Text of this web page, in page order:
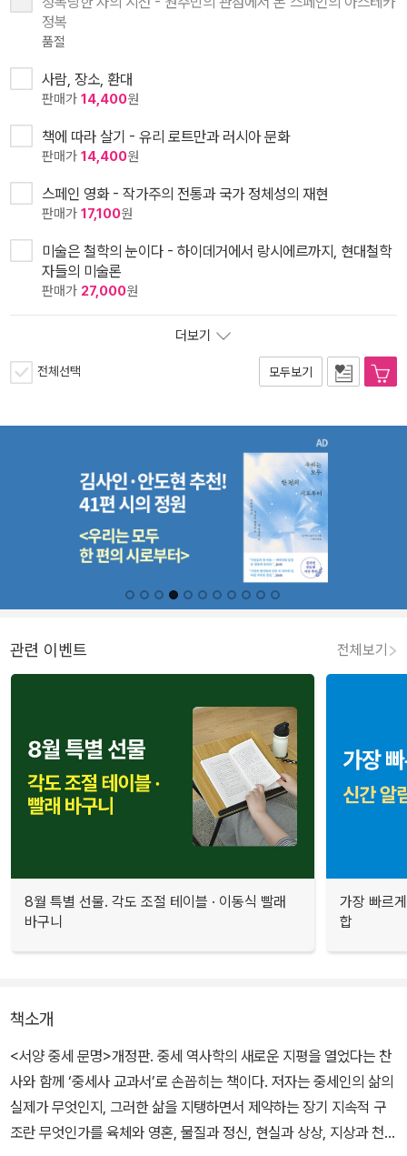
정복
품절
사람, 장소, 환대
판매가 14,400원
책에 따라 살기 - 유리 로트만과 러시아 문화
판매가 14,400원
스페인 영화 - 작가주의 전통과 국가 정체성의 재현
판매가 17,100원
미술은 철학의 눈이다 - 하이데거에서 랑시에르까지, 현대철학
자들의 미술론
판매가 27,000원
더보기
전체선택 모두보기
관련 이벤트 전체보기
8월 특별 선물. 각도 조절 테이블 · 이동식 빨래
바구니
가장 빠르
합
책소개
<서양 중세 문명>개정판. 중세 역사학의 새로운 지평을 열었다는 찬
사와 함께 ‘중세사 교과서’로 손꼽히는 책이다. 저자는 중세인의 삶의
실제가 무엇인지, 그러한 삶을 지탱하면서 제약하는 장기 지속적 구
조란 무엇인가를 육체와 영혼, 물질과 정신, 현실과 상상, 지상과 천상